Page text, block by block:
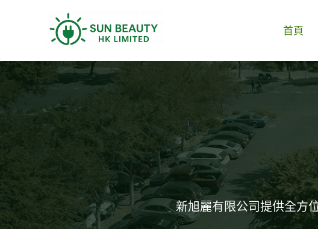
首頁
新旭麗有限公司提供全方